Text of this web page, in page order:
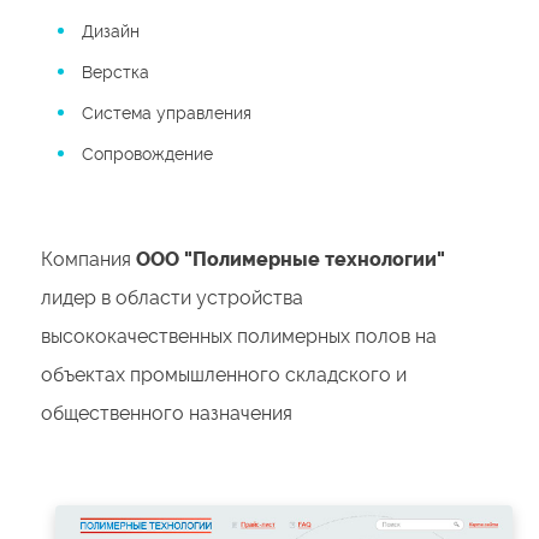
Дизайн
Верстка
Система управления
Сопровождение
КомпанияООО "Полимерные технологии"
лидер в области устройства
высококачественных полимерных полов на
объектах промышленного складского и
общественного назначения